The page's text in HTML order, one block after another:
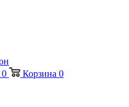
0 Корзина 0